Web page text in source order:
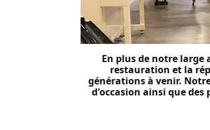
En plus de notre large
restauration et la
générations à venir.
d'occasion ainsi que